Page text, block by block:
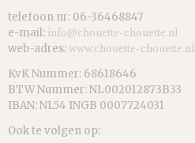
telefoon nr: 06-36468847
e-mail: info@chouette-chouette.nl
web-adres: www.chouette-chouette.nl
KvK Nummer: 68618646
BTW Nummer: NL002012873B33
IBAN: NL54 INGB 0007724031
Ook te volgen op: